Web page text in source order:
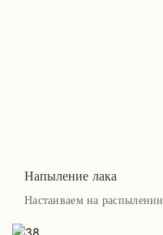
Напыление лака
Настаиваем на